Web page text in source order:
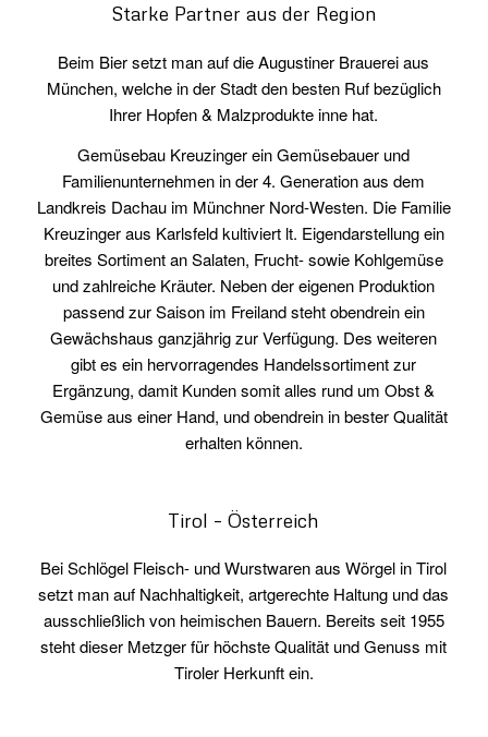
Starke Partner aus der Region
Beim Bier setzt man auf die Augustiner Brauerei aus
München, welche in der Stadt den besten Ruf bezüglich
Ihrer Hopfen & Malzprodukte inne hat.
Gemüsebau Kreuzinger ein Gemüsebauer und
Familienunternehmen in der 4. Generation aus dem
Landkreis Dachau im Münchner Nord-Westen. Die Familie
Kreuzinger aus Karlsfeld kultiviert lt. Eigendarstellung ein
breites Sortiment an Salaten, Frucht- sowie Kohlgemüse
und zahlreiche Kräuter. Neben der eigenen Produktion
passend zur Saison im Freiland steht obendrein ein
Gewächshaus ganzjährig zur Verfügung. Des weiteren
gibt es ein hervorragendes Handelssortiment zur
Ergänzung, damit Kunden somit alles rund um Obst &
Gemüse aus einer Hand, und obendrein in bester Qualität
erhalten können.
Tirol – Österreich
Bei Schlögel Fleisch- und Wurstwaren aus Wörgel in Tirol
setzt man auf Nachhaltigkeit, artgerechte Haltung und das
ausschließlich von heimischen Bauern. Bereits seit 1955
steht dieser Metzger für höchste Qualität und Genuss mit
Tiroler Herkunft ein.